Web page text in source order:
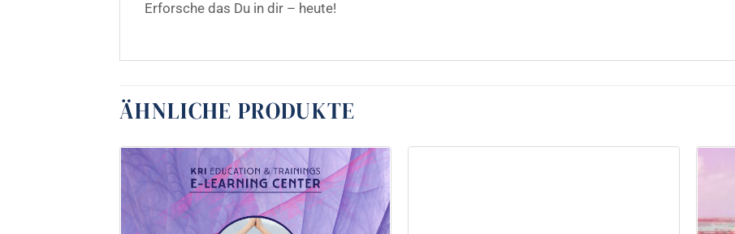
Erforsche das Du in dir – heute!
ÄHNLICHE PRODUKTE